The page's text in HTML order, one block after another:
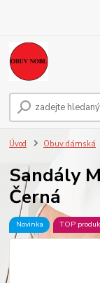
Úvod Obuv dámská
Sandály
Černá
Novinka TOP